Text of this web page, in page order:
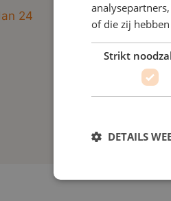
24
of die zij
Strikt
DETAILS